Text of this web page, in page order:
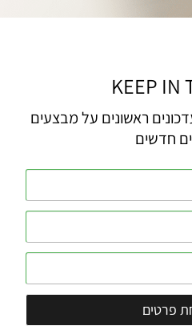
KEEP IN
ראשונים על מבצעים
חדשים